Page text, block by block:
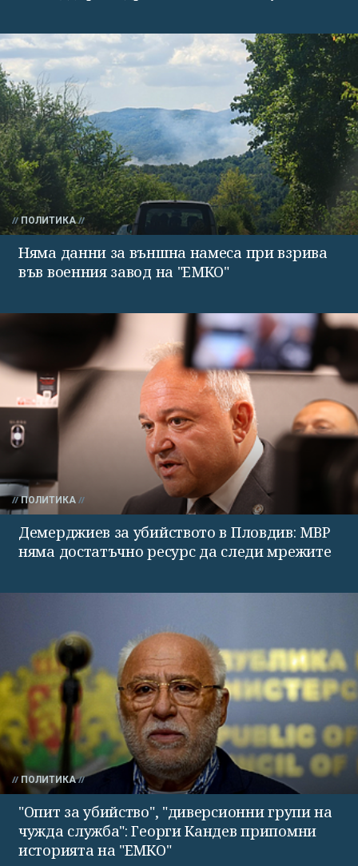
ПОЛИТИКА
Няма данни за външна намеса при взрива
във военния завод на "ЕМКО"
ПОЛИТИКА
Демерджиев за убийството в Пловдив: МВР
няма достатъчно ресурс да следи мрежите
ПОЛИТИКА
"Опит за убийство", "диверсионни групи на
чужда служба": Георги Кандев припомни
историята на "ЕМКО"